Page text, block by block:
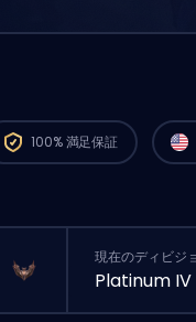
100%満足保証
現在のディビジ
Platinum IV